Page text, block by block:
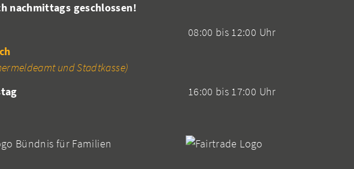
nachmittags geschlossen!
08:00 bis 12:00 Uhr
und Stadtkasse)
16:00 bis 17:00 Uhr